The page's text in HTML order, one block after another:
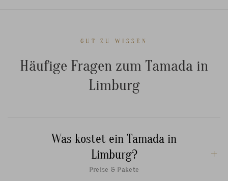
GUT ZU WISSEN
Häufige Fragen zum Tamada in
Limburg
Was kostet ein Tamada in
Limburg?
Preise & Pakete